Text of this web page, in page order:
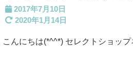
2017年7月10日
2020年1月14日
こんにちは(*^^*) セレクトショップ